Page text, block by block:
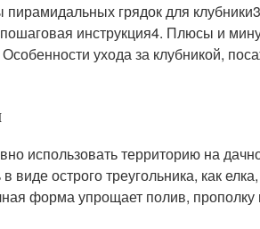
грядок для
инструкция4. Плюсы и
ухода за клубникой,
использовать территорию на
острого треугольника, как
форма упрощает полив, прополку